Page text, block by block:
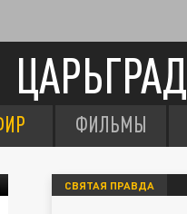
ЦАРЬГРАД
ФИЛЬМЫ
СВЯТАЯ ПРАВДА